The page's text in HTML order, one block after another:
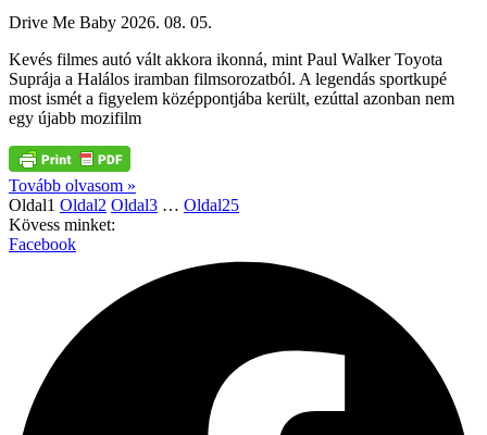
Drive Me Baby 2026. 08. 05.
Kevés filmes autó vált akkora ikonná, mint Paul Walker Toyota
Suprája a Halálos iramban filmsorozatból. A legendás sportkupé
most ismét a figyelem középpontjába került, ezúttal azonban nem
egy újabb mozifilm
Tovább olvasom »
Oldal1 Oldal2 Oldal3 … Oldal25
Kövess minket:
Facebook